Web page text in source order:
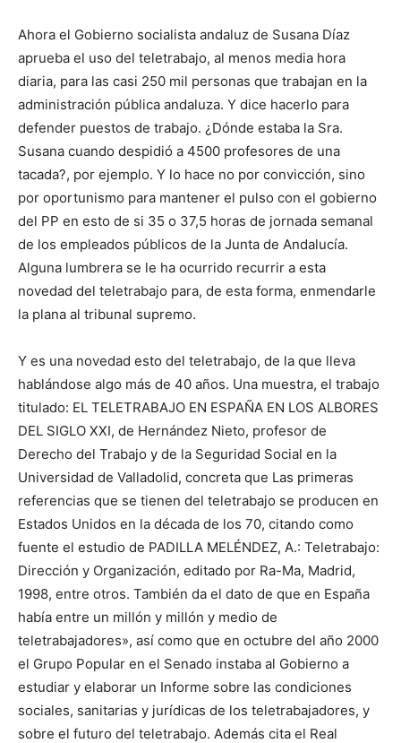
Ahora el Gobierno socialista andaluz de Susana Díaz
aprueba el uso del teletrabajo, al menos media hora
diaria, para las casi 250 mil personas que trabajan en la
administración pública andaluza. Y dice hacerlo para
defender puestos de trabajo. ¿Dónde estaba la Sra.
Susana cuando despidió a 4500 profesores de una
tacada?, por ejemplo. Y lo hace no por convicción, sino
por oportunismo para mantener el pulso con el gobierno
del PP en esto de si 35 o 37,5 horas de jornada semanal
de los empleados públicos de la Junta de Andalucía.
Alguna lumbrera se le ha ocurrido recurrir a esta
novedad del teletrabajo para, de esta forma, enmendarle
la plana al tribunal supremo.
Y es una novedad esto del teletrabajo, de la que lleva
hablándose algo más de 40 años. Una muestra, el trabajo
titulado: EL TELETRABAJO EN ESPAÑA EN LOS ALBORES
DEL SIGLO XXI, de Hernández Nieto, profesor de
Derecho del Trabajo y de la Seguridad Social en la
Universidad de Valladolid, concreta que Las primeras
referencias que se tienen del teletrabajo se producen en
Estados Unidos en la década de los 70, citando como
fuente el estudio de PADILLA MELÉNDEZ, A.: Teletrabajo:
Dirección y Organización, editado por Ra-Ma, Madrid,
1998, entre otros. También da el dato de que en España
había entre un millón y millón y medio de
teletrabajadores», así como que en octubre del año 2000
el Grupo Popular en el Senado instaba al Gobierno a
estudiar y elaborar un Informe sobre las condiciones
sociales, sanitarias y jurídicas de los teletrabajadores, y
sobre el futuro del teletrabajo. Además cita el Real